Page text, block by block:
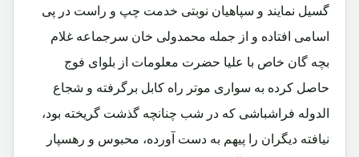
گسیل نمایند و سپاهیان نوبتی خدمت چپ و راست در پی
اسامی افتاده و از جمله محمدولی خان سرجماعه غلام
بچه گان خاص با علیا حضرت معلومات از بلوای فوج
حاصل کرده به سواری موتر راه کابل برگرفته و شجاع
الدوله فراشباشی که در شب چنانچه گذشت گریخته بود،
نیافته دیگران را پیهم به دست آورده، محبوس و رهسپار